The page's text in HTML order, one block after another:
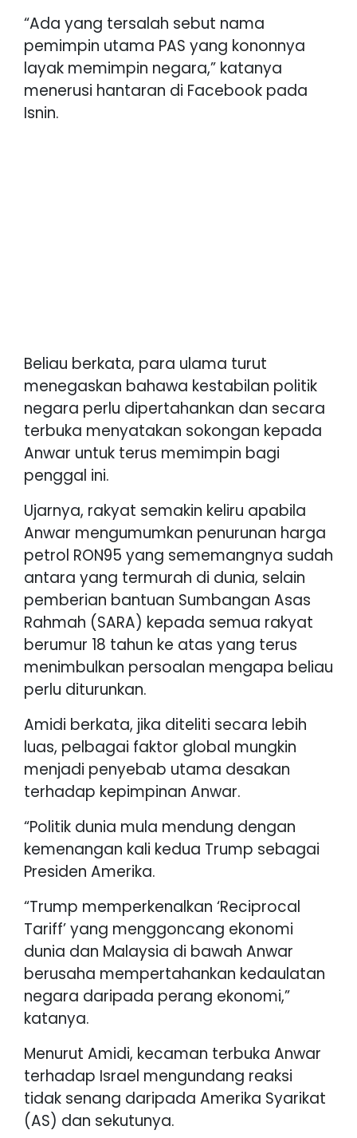
“Ada yang tersalah sebut nama
pemimpin utama PAS yang kononnya
layak memimpin negara,” katanya
menerusi hantaran di Facebook pada
Isnin.
Beliau berkata, para ulama turut
menegaskan bahawa kestabilan politik
negara perlu dipertahankan dan secara
terbuka menyatakan sokongan kepada
Anwar untuk terus memimpin bagi
penggal ini.
Ujarnya, rakyat semakin keliru apabila
Anwar mengumumkan penurunan harga
petrol RON95 yang sememangnya sudah
antara yang termurah di dunia, selain
pemberian bantuan Sumbangan Asas
Rahmah (SARA) kepada semua rakyat
berumur 18 tahun ke atas yang terus
menimbulkan persoalan mengapa beliau
perlu diturunkan.
Amidi berkata, jika diteliti secara lebih
luas, pelbagai faktor global mungkin
menjadi penyebab utama desakan
terhadap kepimpinan Anwar.
“Politik dunia mula mendung dengan
kemenangan kali kedua Trump sebagai
Presiden Amerika.
“Trump memperkenalkan ‘Reciprocal
Tariff’ yang menggoncang ekonomi
dunia dan Malaysia di bawah Anwar
berusaha mempertahankan kedaulatan
negara daripada perang ekonomi,”
katanya.
Menurut Amidi, kecaman terbuka Anwar
terhadap Israel mengundang reaksi
tidak senang daripada Amerika Syarikat
(AS) dan sekutunya.